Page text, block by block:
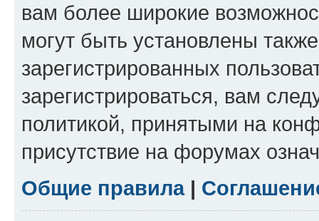
вам более широкие
могут быть установлены
зарегистрированных
зарегистрироваться, вам
политикой, принятыми на
присутствие на форумах
Общие правила|